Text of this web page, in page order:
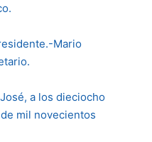
Mario
a los dieciocho
mil novecientos